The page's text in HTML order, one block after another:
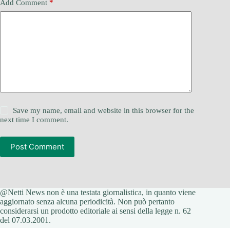
Add Comment *
Save my name, email and website in this browser for the
next time I comment.
Post Comment
@Netti News non è una testata giornalistica, in quanto viene
aggiornato senza alcuna periodicità. Non può pertanto
considerarsi un prodotto editoriale ai sensi della legge n. 62
del 07.03.2001.